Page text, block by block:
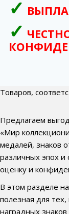
Товаров,
Предлагаем
«Мир
медалей, знаков
различных эпох
оценку и
В этом разделе
полезная для
наградных